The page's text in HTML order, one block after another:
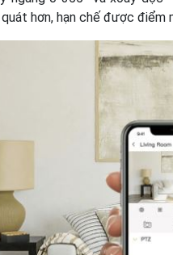
hơn, hạn chế được điểm